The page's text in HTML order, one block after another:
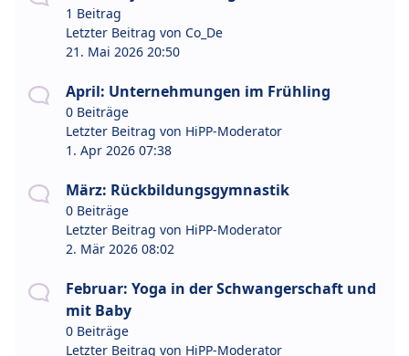
1 Beitrag
Letzter Beitrag von Co_De
21. Mai 2026 20:50
April: Unternehmungen im Frühling
0 Beiträge
Letzter Beitrag von HiPP-Moderator
1. Apr 2026 07:38
März: Rückbildungsgymnastik
0 Beiträge
Letzter Beitrag von HiPP-Moderator
2. Mär 2026 08:02
Februar: Yoga in der Schwangerschaft und
mit Baby
0 Beiträge
Letzter Beitrag von HiPP-Moderator